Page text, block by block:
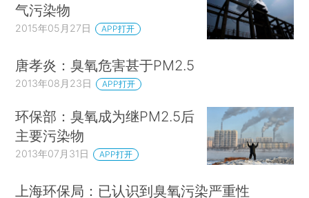
气污染物
2015年05月27日 APP打开
唐孝炎：臭氧危害甚于PM2.5
2013年08月23日 APP打开
环保部：臭氧成为继PM2.5后
主要污染物
2013年07月31日 APP打开
上海环保局：已认识到臭氧污染严重性